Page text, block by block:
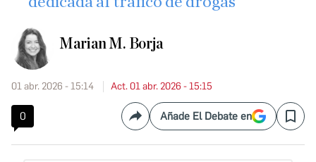
Marian M. Borja
01 abr. 2026 - 15:14 Act. 01 abr. 2026 - 15:15
0 CompartirAñade El Debate en Save